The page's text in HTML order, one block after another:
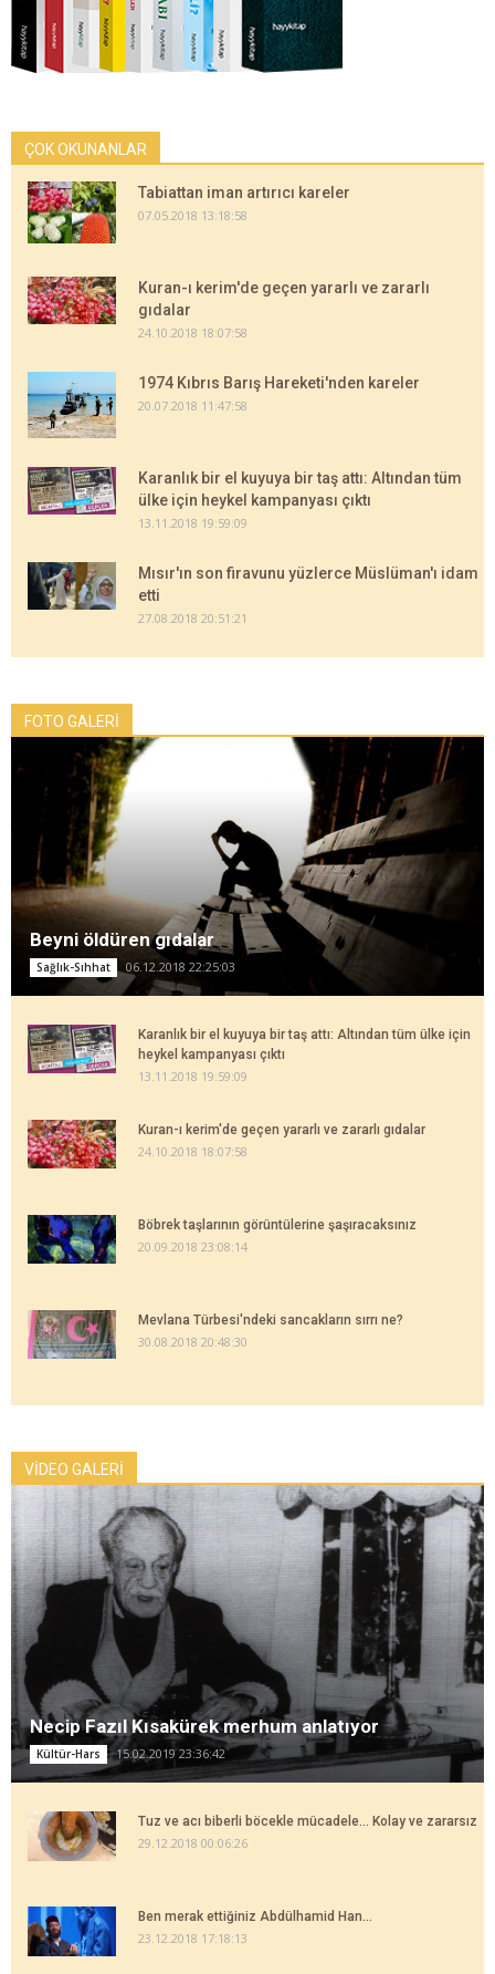
ÇOK OKUNANLAR
Tabiattan iman artırıcı kareler
07.05.2018 13:18:58
Kuran-ı kerim'de geçen yararlı ve zararlı
gıdalar
24.10.2018 18:07:58
1974 Kıbrıs Barış Hareketi'nden kareler
20.07.2018 11:47:58
Karanlık bir el kuyuya bir taş attı: Altından tüm
ülke için heykel kampanyası çıktı
13.11.2018 19:59:09
Mısır'ın son firavunu yüzlerce Müslüman'ı idam
etti
27.08.2018 20:51:21
FOTO GALERİ
Beyni öldüren gıdalar
Sağlık-Sıhhat 06.12.2018 22:25:03
Karanlık bir el kuyuya bir taş attı: Altından tüm ülke için
heykel kampanyası çıktı
13.11.2018 19:59:09
Kuran-ı kerim'de geçen yararlı ve zararlı gıdalar
24.10.2018 18:07:58
Böbrek taşlarının görüntülerine şaşıracaksınız
20.09.2018 23:08:14
Mevlana Türbesi'ndeki sancakların sırrı ne?
30.08.2018 20:48:30
VİDEO GALERİ
Necip Fazıl Kısakürek merhum anlatıyor
Kültür-Hars 15.02.2019 23:36:42
Tuz ve acı biberli böcekle mücadele... Kolay ve zararsız
29.12.2018 00:06:26
Ben merak ettiğiniz Abdülhamid Han...
23.12.2018 17:18:13